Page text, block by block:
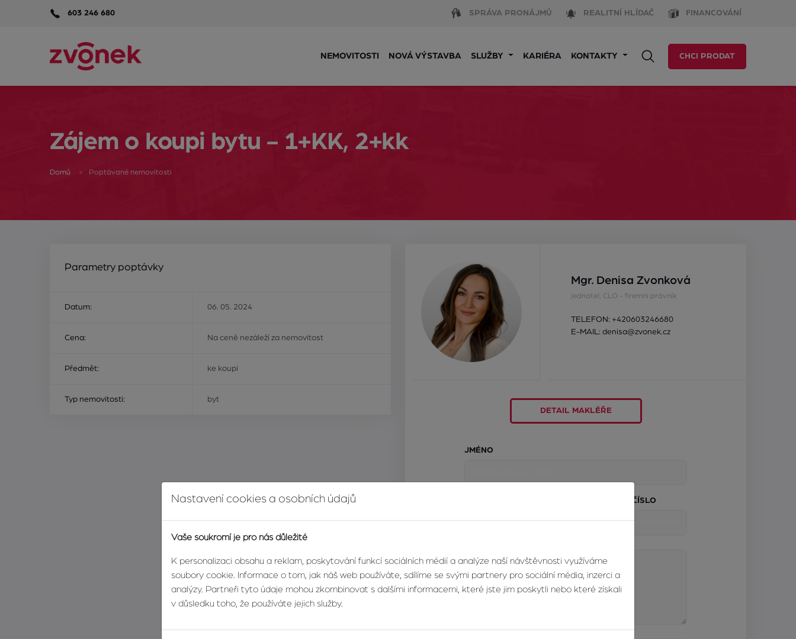
603 246 680 SPRÁVA PRONÁJMŮ REALITNÍ HLÍDAČ FINANCOVÁNÍ
NEMOVITOSTI NOVÁ VÝSTAVBA SLUŽBY KARIÉRA KONTAKTY CHCI PRODAT
Zájem o koupi bytu - 1+KK, 2+kk
Domů Poptávané nemovitosti
Parametry poptávky
Datum: 06. 05. 2024
Cena: Na ceně nezáleží za nemovitost
Předmět: ke koupi
Typ nemovitosti: byt
Mgr. Denisa Zvonková
jednatel, CLO - firemní právník
TELEFON: +420603246680
E-MAIL: denisa@zvonek.cz
DETAIL MAKLÉŘE
JMÉNO
TELEFONNÍ ČÍSLO
Nastavení cookies a osobních údajů
Vaše soukromí je pro nás důležité
K personalizaci obsahu a reklam, poskytování funkcí sociálních médií a analýze naší návštěvnosti využíváme
soubory cookie. Informace o tom, jak náš web používáte, sdílíme se svými partnery pro sociální média, inzerci a
analýzy. Partneři tyto údaje mohou zkombinovat s dalšími informacemi, které jste jim poskytli nebo které získali
v důsledku toho, že používáte jejich služby.